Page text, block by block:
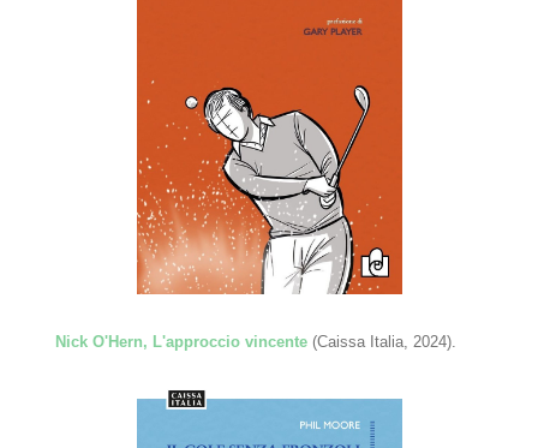
Nick O'Hern, L'approccio vincente(Caissa Italia, 2024).